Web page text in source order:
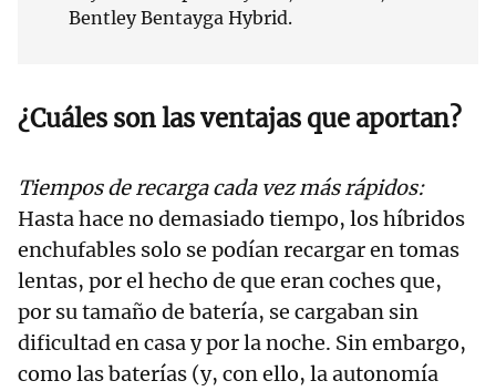
Bentley Bentayga Hybrid.
¿Cuáles son las ventajas que aportan?
Tiempos de recarga cada vez más rápidos:
Hasta hace no demasiado tiempo, los híbridos
enchufables solo se podían recargar en tomas
lentas, por el hecho de que eran coches que,
por su tamaño de batería, se cargaban sin
dificultad en casa y por la noche. Sin embargo,
como las baterías (y, con ello, la autonomía